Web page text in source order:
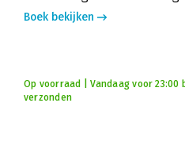
Boek bekijken
Op voorraad | Vandaag voor
verzonden